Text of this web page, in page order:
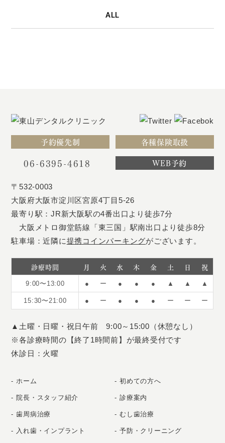
ALL
予約優先制 各種保険取扱
06-6395-4618 WEB予約
〒532-0003
大阪府大阪市淀川区宮原4丁目5-26
最寄り駅：JR新大阪駅の4番出口より徒歩7分
大阪メトロ御堂筋線「東三国」駅南出口より徒歩8分
駐車場：近隣に提携コインパーキングがございます。
診療時間 月 火 水 木 金 土 日 祝
9:00〜13:00 ● ー ● ● ● ▲ ▲ ▲
15:30〜21:00 ● ー ● ● ● ー ー ー
▲土曜・日曜・祝日午前 9:00～15:00（休憩なし）
※各診療時間の【終了1時間前】が最終受付です
休診日：火曜
ホーム 初めての方へ
院長・スタッフ紹介 診療案内
歯周病治療 むし歯治療
入れ歯・インプラント 予防・クリーニング